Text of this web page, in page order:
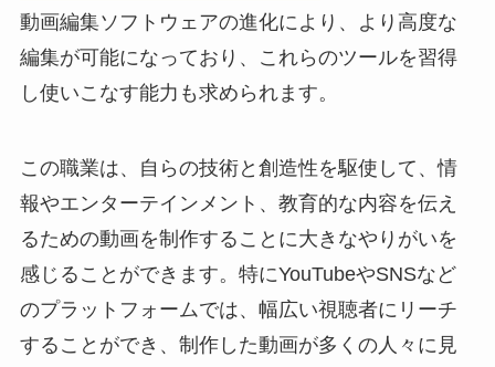
動画編集ソフトウェアの進化により、より高度な
編集が可能になっており、これらのツールを習得
し使いこなす能力も求められます。
この職業は、自らの技術と創造性を駆使して、情
報やエンターテインメント、教育的な内容を伝え
るための動画を制作することに大きなやりがいを
感じることができます。特にYouTubeやSNSなど
のプラットフォームでは、幅広い視聴者にリーチ
することができ、制作した動画が多くの人々に見